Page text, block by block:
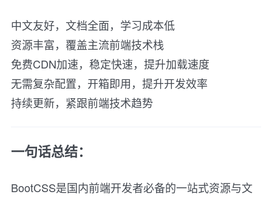
中文友好，文档全面，学习成本低
资源丰富，覆盖主流前端技术栈
免费CDN加速，稳定快速，提升加载速度
无需复杂配置，开箱即用，提升开发效率
持续更新，紧跟前端技术趋势
一句话总结：
BootCSS是国内前端开发者必备的一站式资源与文